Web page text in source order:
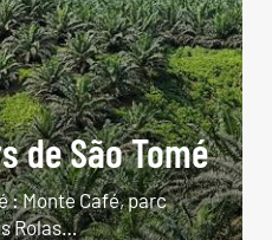
de São Tomé
: Monte Café, parc
Rolas…